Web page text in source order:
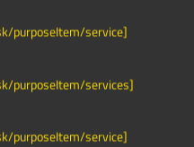
ornice
purposeItem/service]
purposeItem/services]
purposeItem/service]